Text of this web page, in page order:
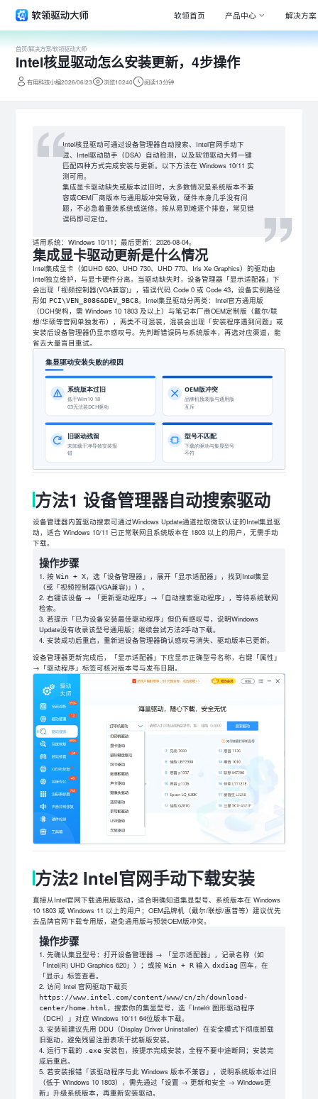
软领首页 产品中心 解决方案
首页/解决方案/软领驱动大师
Intel核显驱动怎么安装更新，4步操作
有用科技小编2026/06/23 浏览10240 阅读13分钟
Intel核显驱动可通过设备管理器自动搜索、Intel官网手动下
载、Intel驱动助手（DSA）自动检测，以及软领驱动大师一键
匹配四种方式完成安装与更新。以下方法在 Windows 10/11 实
测可用。
集成显卡驱动缺失或版本过旧时，大多数情况是系统版本不兼
容或OEM厂商版本与通用版冲突导致，硬件本身几乎没有问
题，不必急着重装系统或送修。按从易到难逐个排查，常见错
误码即可定位。
适用系统：Windows 10/11；最后更新：2026-08-04。
集成显卡驱动更新是什么情况
Intel集成显卡（如UHD 620、UHD 730、UHD 770、Iris Xe Graphics）的驱动由
Intel独立维护，与显卡硬件分离。当驱动缺失时，设备管理器「显示适配器」下
会出现「视频控制器(VGA兼容)」，错误代码 Code 0 或 Code 43，设备实例路径
形如 PCI\VEN_8086&DEV_9BC8。Intel集显驱动分两类：Intel官方通用版
（DCH架构，需 Windows 10 1803 及以上）与笔记本厂商OEM定制版（戴尔/联
想/华硕等官网单独发布），两类不可混装，混装会出现「安装程序遇到问题」或
安装后设备管理器仍显示感叹号。先判断错误码与系统版本，再选对应渠道，能
省去大量盲目重试。
方法1 设备管理器自动搜索驱动
设备管理器内置驱动搜索可通过Windows Update通道拉取微软认证的Intel集显驱
动，适合 Windows 10/11 已正常联网且系统版本在 1803 以上的用户，无需手动
下载。
操作步骤
按Win + X，选「设备管理器」，展开「显示适配器」，找到Intel集显
（或「视频控制器(VGA兼容)」）。
右键该设备 → 「更新驱动程序」→「自动搜索驱动程序」，等待系统联网
检索。
若提示「已为设备安装最佳驱动程序」但仍有感叹号，说明Windows
Update没有收录该型号通用版；继续尝试方法2手动下载。
安装成功后重启，重新进设备管理器确认感叹号消失、驱动版本已更新。
设备管理器更新完成后，「显示适配器」下应显示正确型号名称，右键「属性」
→「驱动程序」标签可核对版本号与发布日期。
方法2 Intel官网手动下载安装
直接从Intel官网下载通用版驱动，适合明确知道集显型号、系统版本在 Windows
10 1803 或 Windows 11 以上的用户；OEM品牌机（戴尔/联想/惠普等）建议优先
去品牌官网下载专用版，避免通用版与预装OEM版冲突。
操作步骤
先确认集显型号：打开设备管理器 → 「显示适配器」，记录名称（如
「Intel(R) UHD Graphics 620」）；或按Win + R 输入dxdiag 回车，在
「显示」标签查看。
访问 Intel 官网驱动下载页
https://www.intel.com/content/www/cn/zh/download-
center/home.html ，搜索你的集显型号，选「Intel® 图形驱动程序
（DCH）」对应 Windows 10/11 64位版本下载。
安装前建议先用 DDU（Display Driver Uninstaller）在安全模式下彻底卸载
旧驱动，避免残留注册表项干扰新版安装。
运行下载的
.exe 安装包，按提示完成安装，全程不要中途断网；安装完
成后重启。
若安装报错「该驱动程序与此 Windows 版本不兼容」，说明系统版本过旧
（低于 Windows 10 1803），需先通过「设置 → 更新和安全 → Windows更
新」升级系统版本，再重新安装驱动。